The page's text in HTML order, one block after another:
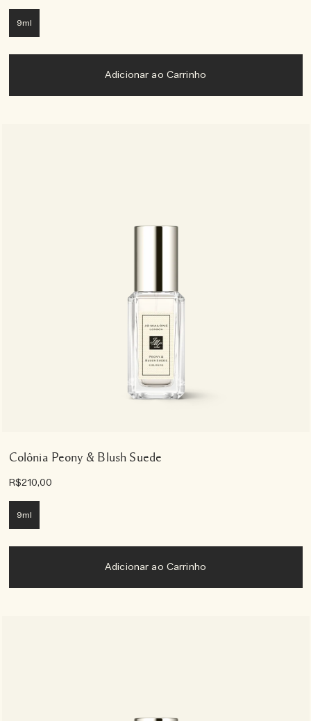
9ml
Adicionar ao Carrinho
Colônia Peony & Blush Suede
R$210,00
9ml
Adicionar ao Carrinho